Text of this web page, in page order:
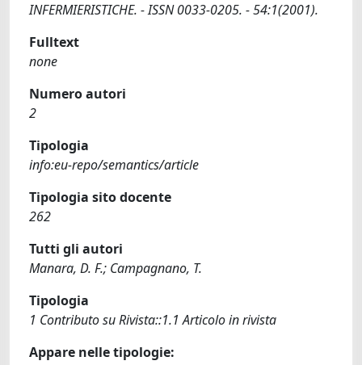
INFERMIERISTICHE. - ISSN 0033-0205. - 54:1(2001).
Fulltext
none
Numero autori
2
Tipologia
info:eu-repo/semantics/article
Tipologia sito docente
262
Tutti gli autori
Manara, D. F.; Campagnano, T.
Tipologia
1 Contributo su Rivista::1.1 Articolo in rivista
Appare nelle tipologie: